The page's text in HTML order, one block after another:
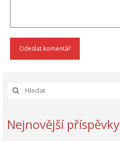
Nejnovější příspěvky